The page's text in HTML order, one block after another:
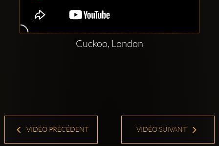
Cuckoo, London
VIDÉO PRÉCÉDENT VIDÉO SUIVANT